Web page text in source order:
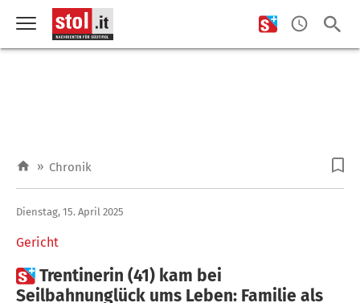
» Chronik
Gericht
Dienstag, 15. April 2025
Trentinerin (41) kam bei
Seilbahnunglück ums Leben: Familie als